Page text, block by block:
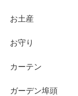
お土産
お守り
カーテン
ガーデン埠頭